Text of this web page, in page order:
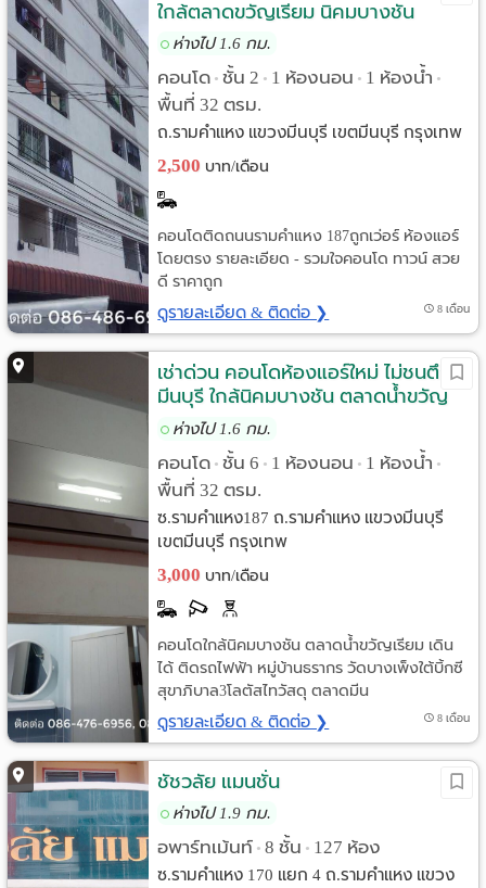
ใกล้ตลาดขวัญเรียม นิคมบางชัน
ห่างไป 1.6 กม.
คอนโด • ชั้น 2 • 1 ห้องนอน • 1 ห้องน้ำ •
พื้นที่ 32 ตรม.
ถ.รามคำแหง แขวงมีนบุรี เขตมีนบุรี กรุงเทพ
2,500 บาท/เดือน
คอนโดติดถนนรามคำแหง 187ถูกเว่อร์ ห้องแอร์
โดยตรง รายละเอียด - รวมใจคอนโด ทาวน์ สวย
ดี ราคาถูก
ดูรายละเอียด & ติดต่อ ❯ 8 เดือน
เช่าด่วน คอนโดห้องแอร์ใหม่ ไม่ชนตึก
มีนบุรี ใกล้นิคมบางชัน ตลาดน้ำขวัญ
เรียม
ห่างไป 1.6 กม.
คอนโด • ชั้น 6 • 1 ห้องนอน • 1 ห้องน้ำ •
พื้นที่ 32 ตรม.
ซ.รามคำแหง187 ถ.รามคำแหง แขวงมีนบุรี
เขตมีนบุรี กรุงเทพ
3,000 บาท/เดือน
คอนโดใกล้นิคมบางชัน ตลาดน้ำขวัญเรียม เดิน
ได้ ติดรถไฟฟ้า หมู่บ้านธรากร วัดบางเพ็งใต้บิ้กซี
สุขาภิบาล3โลตัสไทวัสดุ ตลาดมีน
ดูรายละเอียด & ติดต่อ ❯ 8 เดือน
ชัชวลัย แมนชั่น
ห่างไป 1.9 กม.
อพาร์ทเม้นท์ • 8 ชั้น • 127 ห้อง
ซ.รามคำแหง 170 แยก 4 ถ.รามคำแหง แขวง